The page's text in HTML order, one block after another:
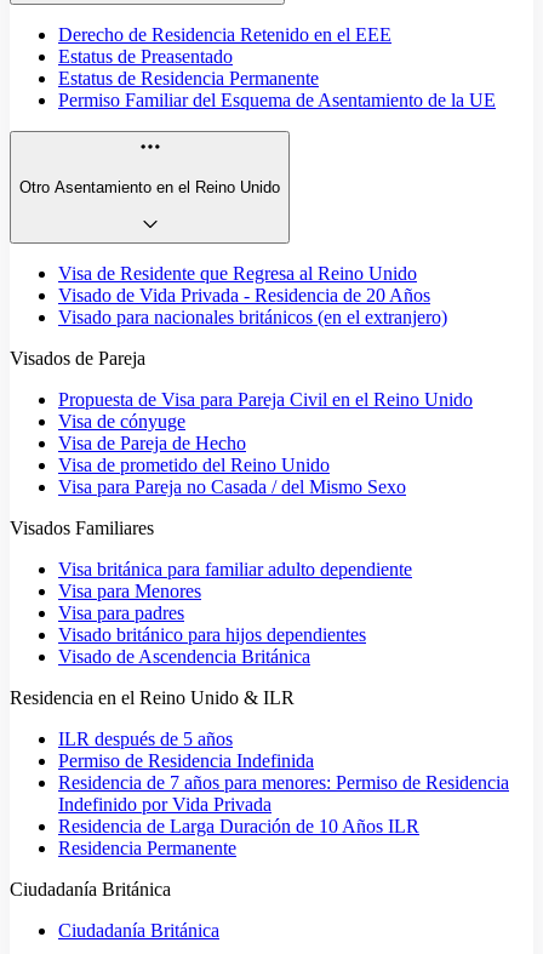
Derecho de Residencia Retenido en el EEE
Estatus de Preasentado
Estatus de Residencia Permanente
Permiso Familiar del Esquema de Asentamiento de la UE
Otro Asentamiento en el Reino Unido
Visa de Residente que Regresa al Reino Unido
Visado de Vida Privada - Residencia de 20 Años
Visado para nacionales británicos (en el extranjero)
Visados de Pareja
Propuesta de Visa para Pareja Civil en el Reino Unido
Visa de cónyuge
Visa de Pareja de Hecho
Visa de prometido del Reino Unido
Visa para Pareja no Casada / del Mismo Sexo
Visados Familiares
Visa británica para familiar adulto dependiente
Visa para Menores
Visa para padres
Visado británico para hijos dependientes
Visado de Ascendencia Británica
Residencia en el Reino Unido & ILR
ILR después de 5 años
Permiso de Residencia Indefinida
Residencia de 7 años para menores: Permiso de Residencia
Indefinido por Vida Privada
Residencia de Larga Duración de 10 Años ILR
Residencia Permanente
Ciudadanía Británica
Ciudadanía Británica